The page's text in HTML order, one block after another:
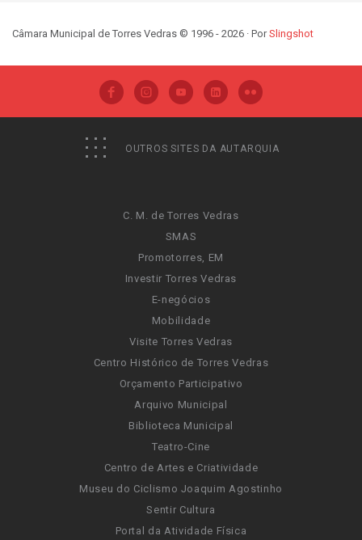
Câmara Municipal de Torres Vedras © 1996 - 2026 · PorSlingshot
OUTROS SITES DA AUTARQUIA
C. M. de Torres Vedras
SMAS
Promotorres, EM
Investir Torres Vedras
E-negócios
Mobilidade
Visite Torres Vedras
Centro Histórico de Torres Vedras
Orçamento Participativo
Arquivo Municipal
Biblioteca Municipal
Teatro-Cine
Centro de Artes e Criatividade
Museu do Ciclismo Joaquim Agostinho
Sentir Cultura
Portal da Atividade Física